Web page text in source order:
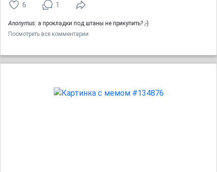
6 1
Anonymus: а прокладки под штаны не прикупить? ;-)
Посмотреть все комментарии